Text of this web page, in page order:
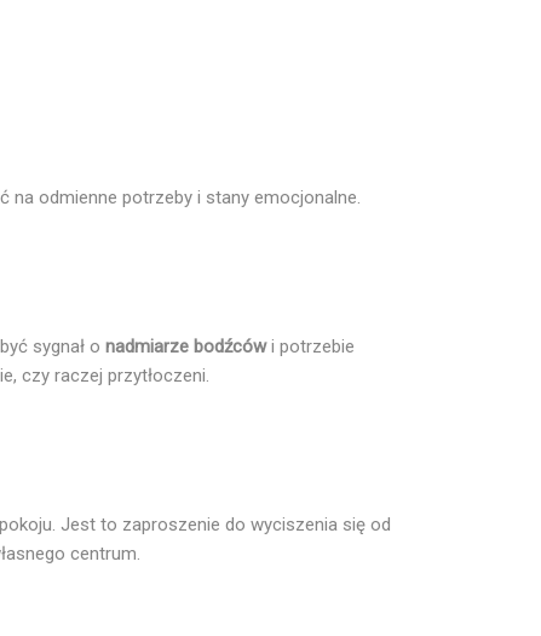
na odmienne potrzeby i stany emocjonalne.
sygnał o nadmiarze bodźcówi potrzebie
czy raczej przytłoczeni.
Jest to zaproszenie do wyciszenia się od
centrum.